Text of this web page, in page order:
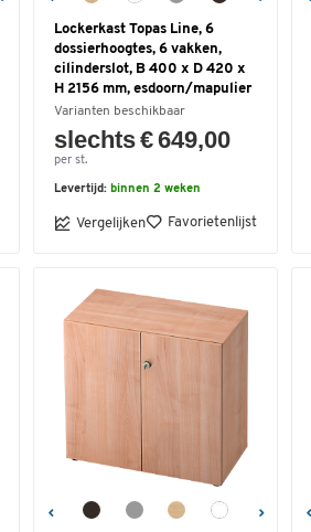
Lockerkast Topas Line, 6
dossierhoogtes, 6 vakken,
cilinderslot, B 400 x D 420 x
H 2156 mm, esdoorn/mapulier
Varianten beschikbaar
slechts € 649,00
per st.
Levertijd: binnen 2 weken
Vergelijken Favorietenlijst